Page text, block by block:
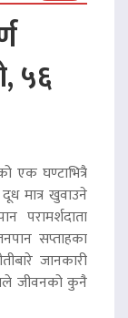
५६
एक घण्टाभित्रै
मात्र खुवाउने
परामर्शदाता
सप्ताहका
जानकारी
जीवनको कुनै